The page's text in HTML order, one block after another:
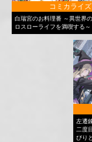
コミカライズ
白瑞宮のお料理番 ～異世界
ロスローライフを満喫する～
左遷
二度
びり